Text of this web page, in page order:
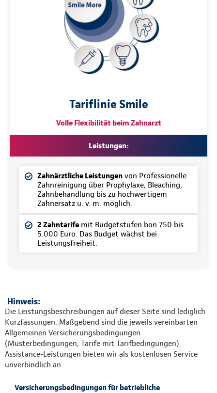
Tariflinie Smile
Volle Flexibilität beim Zahnarzt
Leistungen:
Zahnärztliche Leistungen von Professionelle
Zahnreinigung über Prophylaxe, Bleaching,
Zahnbehandlung bis zu hochwertigem
Zahnersatz u. v. m. möglich.
2 Zahntarife mit Budgetstufen bon 750 bis
5.000 Euro. Das Budget wächst bei
Leistungsfreiheit.
Hinweis:
Die Leistungsbeschreibungen auf dieser Seite sind lediglich
Kurzfassungen. Maßgebend sind die jeweils vereinbarten
Allgemeinen Versicherungsbedingungen
(Musterbedingungen, Tarife mit Tarifbedingungen).
Assistance-Leistungen bieten wir als kostenlosen Service
unverbindlich an.
Versicherungsbedingungen für betriebliche